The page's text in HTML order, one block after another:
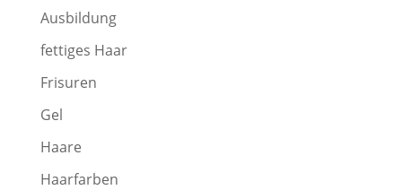
Ausbildung
fettiges Haar
Frisuren
Gel
Haare
Haarfarben